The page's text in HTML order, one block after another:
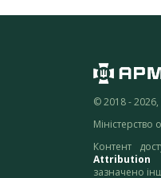
© 2018 -
Контент
Attribution
зазначено